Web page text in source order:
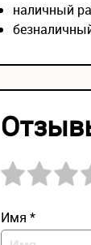
наличный
Имя *